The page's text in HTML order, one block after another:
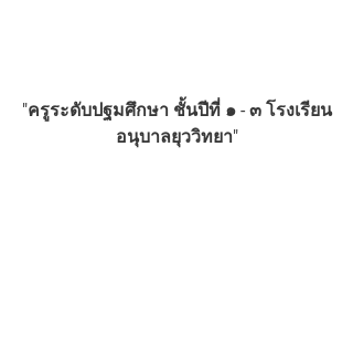
"ครูระดับปฐมศึกษา ชั้นปีที่ ๑ - ๓ โรงเรียน
อนุบาลยุววิทยา"